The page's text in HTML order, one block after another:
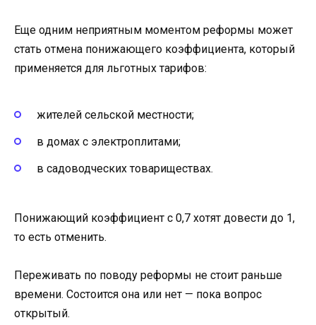
Еще одним неприятным моментом реформы может
стать отмена понижающего коэффициента, который
применяется для льготных тарифов:
жителей сельской местности;
в домах с электроплитами;
в садоводческих товариществах.
Понижающий коэффициент с 0,7 хотят довести до 1,
то есть отменить.
Переживать по поводу реформы не стоит раньше
времени. Состоится она или нет — пока вопрос
открытый.